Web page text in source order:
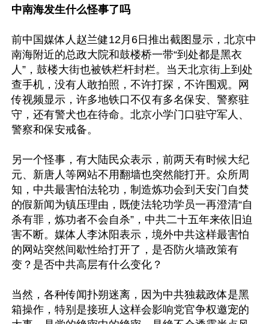
中南海发生什么怪事了吗
前中国媒体人赵兰健12月6日推出截图显示，北京中
南海附近的总政大院和鼓楼桥一带“到处都是黑衣
人”，鼓楼大街也被铁栏杆封栏。当天北京街上到处
查手机，没有人敢拍照，不许打探，不许围观。网
传视频显示，许多地铁口不仅有多名保安、警察驻
守，还有警犬也在待命。北京小学门口驻守军人、
警察和保安戒备。
另一个怪事，有大陆民众表示，前两天有时候大纪
元、新唐人等网站不用翻墙也突然能打开。众所周
知，中共最害怕法轮功，制造炼功会到天安门自焚
的假新闻为镇压理由，既使法轮功学员一再澄清“自
杀有罪，炼功者不会自杀”，中共二十五年来依旧迫
害不断。媒体人李沐阳表示，境外中共这样最害怕
的网站突然间歇性给打开了，是否防火墙政策有
变？是否中共高层有什么变化？
当然，各种传闻扑朔迷离，因为中共独裁政体是黑
箱操作，特别是接班人这样会影响党官争权邀宠的